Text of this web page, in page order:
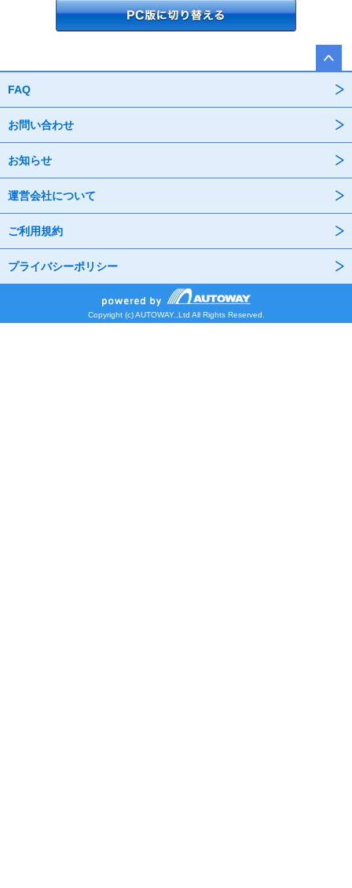
FAQ
お問い合わせ
お知らせ
運営会社について
ご利用規約
プライバシーポリシー
Copyright (c) AUTOWAY.,Ltd All Rights Reserved.